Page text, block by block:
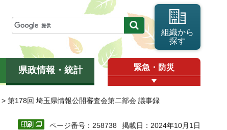
組織から
探す
県政情報・統計 緊急・防災
> 第178回 埼玉県情報公開審査会第二部会 議事録
ページ番号：258738 掲載日：2024年10月1日